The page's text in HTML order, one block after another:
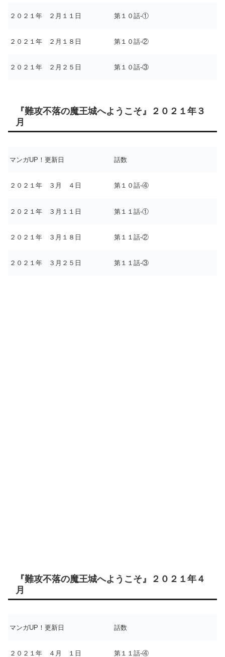
２０２１年 ２月１１日 第１０話-①
２０２１年 ２月１８日 第１０話-②
２０２１年 ２月２５日 第１０話-③
『難攻不落の魔王城へようこそ』２０２１年３
月
マンガUP！更新日 話数
２０２１年 ３月 ４日 第１０話-④
２０２１年 ３月１１日 第１１話-①
２０２１年 ３月１８日 第１１話-②
２０２１年 ３月２５日 第１１話-③
『難攻不落の魔王城へようこそ』２０２１年４
月
マンガUP！更新日 話数
２０２１年 ４月 １日 第１１話-④